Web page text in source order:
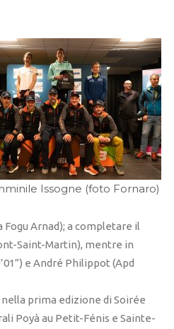
Issogne (foto Fornaro)
Arnad); a completare il
Saint-Martin), mentre in
e André Philippot (Apd
prima edizione di Soirée
Poyà au Petit-Fénis e Sainte-